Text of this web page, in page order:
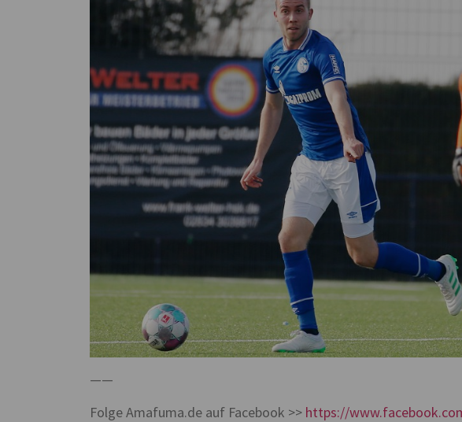
——
Folge Amafuma.de auf Facebook >> https://